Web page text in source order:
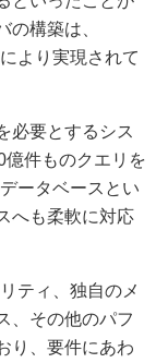
構築は、
より実現されて
必要とするシス
件ものクエリを
ータベースとい
へも柔軟に対応
ティ、独自のメ
、その他のパフ
り、要件にあわ